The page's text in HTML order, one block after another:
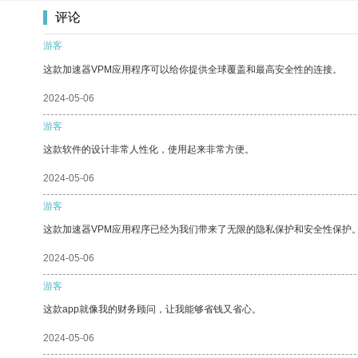
评论
游客
这款加速器VPM应用程序可以给你提供全球覆盖和最高安全性的连接。
2024-05-06
游客
这款软件的设计非常人性化，使用起来非常方便。
2024-05-06
游客
这款加速器VPM应用程序已经为我们带来了无限的隐私保护和安全性保护
2024-05-06
游客
这款app就像我的财务顾问，让我能够省钱又省心。
2024-05-06